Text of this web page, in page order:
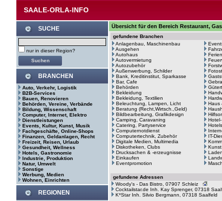
SAALE-ORLA-INFO
SUCHE
nur in dieser Region?
BRANCHEN
Auto, Verkehr, Logistik
B2B-Services
Bauen, Renovieren
Behörden, Vereine, Verbände
Bildung, Wissenschaft
Computer, Internet, Elektro
Dienstleistungen
Events, Kultur, Kunst, Musik
Fachgeschäfte, Online-Shops
Finanzen, Geldanlagen, Recht
Freizeit, Reisen, Urlaub
Gesundheit, Wellness
Hotels, Gastronomie
Industrie, Produktion
Natur, Umwelt
Sonstige
Werbung, Medien
Wohnen, Einrichten
REGIONEN
Übersicht für den Bereich Restaurant,
gefundene Branchen
Anlagenbau, Maschinenbau
Ausgehen
Autohaus
Autovermietung
Autozubehör
Außenwerbung, Schilder
Bank, Kreditinstitut, Sparkasse
Bar, Cafe
Behörden
Bekleidung
Bekleidung, Textilien
Beleuchtung, Lampen, Licht
Beratung (Recht,Wirtsch.,Geld)
Bildbearbeitung, Grafikdesign
Camping, Caravaning
Catering, Partyservice
Computernotdienst
Computertechnik, Zubehör
Digitale Medien, Multimedia
Diskotheken, Clubs
Drucksachen & -erzeugnisse
Einkaufen
Eventpromotion
Haus
IT-
Kunst
gefundene Adressen
Woody's - Das Bistro, 07907 Schleiz
Cocktailstar.de Inh. Kay Sprenger, 07318
K*Star Inh. Silvio Bergmann, 07318 Saalfeld